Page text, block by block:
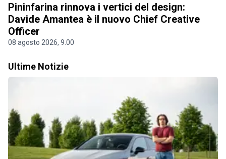
Pininfarina rinnova i vertici del design:
Davide Amantea è il nuovo Chief Creative
Officer
08 agosto 2026, 9.00
Ultime Notizie